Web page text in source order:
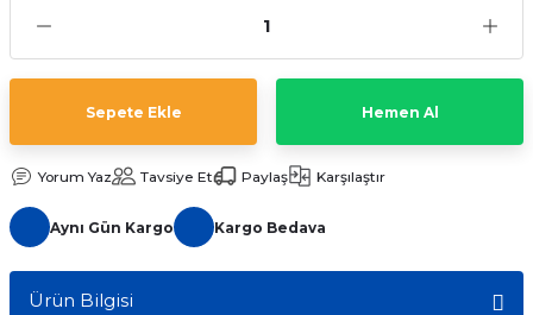
Sepete Ekle Hemen Al
Yorum Yaz Tavsiye Et Paylaş Karşılaştır
Aynı Gün Kargo Kargo Bedava
Ürün Bilgisi